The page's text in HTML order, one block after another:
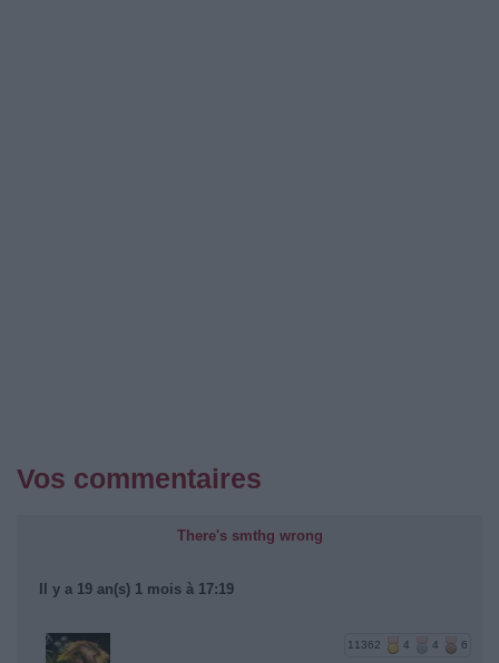
Vos commentaires
There's smthg wrong
Il y a 19 an(s) 1 mois à 17:19
11362 4 4 6